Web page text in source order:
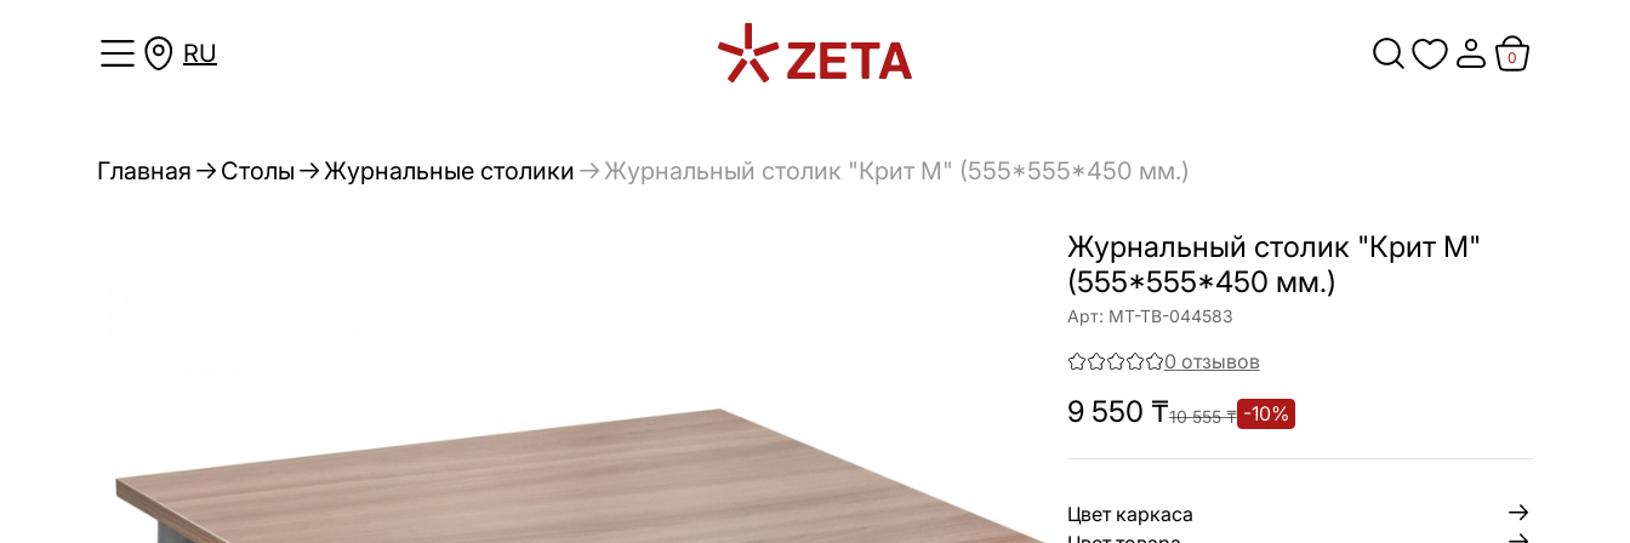
RU 0
Главная Столы Журнальные столики Журнальный столик "Крит М" (555*555*450 мм.)
Журнальный столик "Крит М"
(555*555*450 мм.)
Арт: МТ-ТВ-044583
0 отзывов
9 550 ₸10 555₸ -10%
Цвет каркаса